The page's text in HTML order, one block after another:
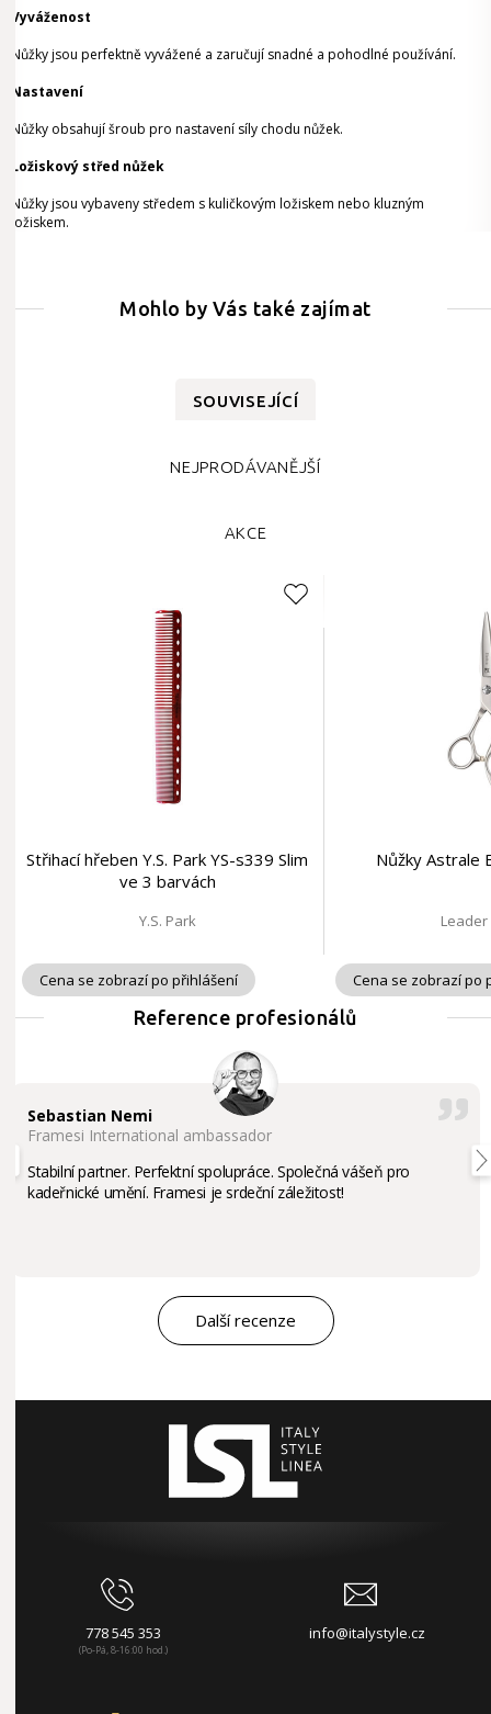
Vyváženost
Nůžky jsou perfektně vyvážené a zaručují snadné a pohodlné používání.
Nastavení
Nůžky obsahují šroub pro nastavení síly chodu nůžek.
Ložiskový střed nůžek
Nůžky jsou vybaveny středem s kuličkovým ložiskem nebo kluzným
ložiskem.
Mohlo by Vás také zajímat
SOUVISEJÍCÍ
NEJPRODÁVANĚJŠÍ
AKCE
Střihací hřeben Y.S. Park YS-s339 Slim
ve 3 barvách
Y.S. Park
Cena se zobrazí po přihlášení
Nůžky Astrale
Leader
Cena se zobrazí po
Reference profesionálů
Sebastian Nemi
Framesi International ambassador
Stabilní partner. Perfektní spolupráce. Společná vášeň pro
kadeřnické umění. Framesi je srdeční záležitost!
Další recenze
778 545 353
(Po-Pá, 8-16:00 hod.)
info@italystyle.cz